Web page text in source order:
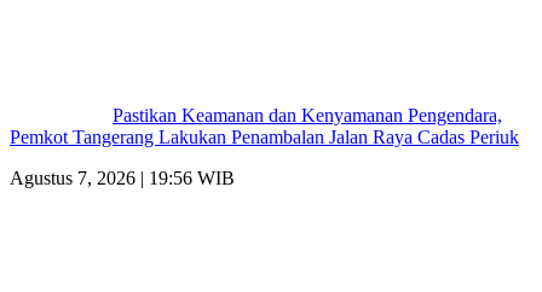
Pastikan Keamanan dan Kenyamanan Pengendara,
Pemkot Tangerang Lakukan Penambalan Jalan Raya Cadas Periuk
Agustus 7, 2026 | 19:56 WIB